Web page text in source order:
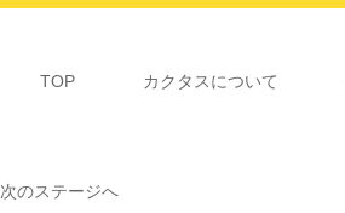
TOP カクタスについて
次のステージへ